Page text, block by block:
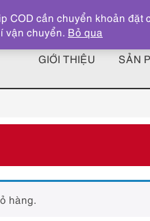
GIỚI THIỆU SẢN
hàng.
cần chuyển khoản
vận chuyển. Bỏ qua